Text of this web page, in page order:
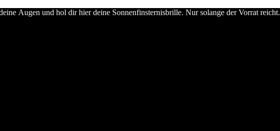
Augen und hol dir hier deine Sonnenfinsternisbrille. Nur solange der Vorrat reicht.